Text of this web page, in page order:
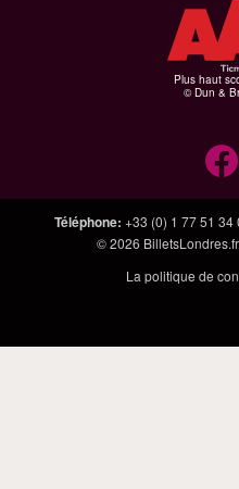
Plus haut
© Dun &
Téléphone: +33 (0) 1 77 51 34
© 2026 BilletsLondres.fr
La politique de